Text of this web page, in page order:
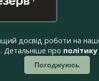
досвід роботи на
Детальніше про
Погоджуюсь